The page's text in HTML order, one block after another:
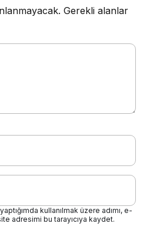
Gerekli alanlar
kullanılmak üzere adımı, e-
adresimi bu tarayıcıya kaydet.